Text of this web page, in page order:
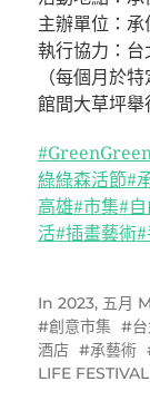
主辦單位：
執行協力：台
（每個月於
館間大草坪舉
綠綠森活節#
高雄#市集#自
活#插畫藝術#
In 2023, 五月
創意市集
酒店
承藝術
LIFE FESTIVAL